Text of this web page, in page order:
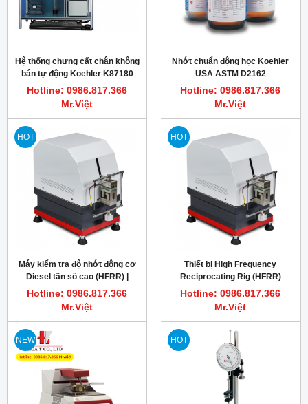
Hệ thống chưng cất chân không
bán tự động Koehler K87180
Hotline: 0986.817.366
Mr.Việt
Nhớt chuẩn động học Koehler
USA ASTM D2162
Hotline: 0986.817.366
Mr.Việt
HOT
Máy kiểm tra độ nhớt động cơ
Diesel tần số cao (HFRR) |
KOEHLER K93495 ASTM
D6079
Hotline: 0986.817.366
Mr.Việt
HOT
Thiết bị High Frequency
Reciprocating Rig (HFRR)
Koehler K43495 đánh giá độ bôi
trơn của nhiên liệu diesel
Hotline: 0986.817.366
Mr.Việt
NEW HOT